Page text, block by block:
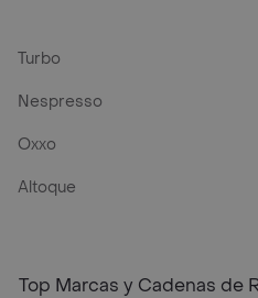
Turbo
Nespresso
Oxxo
Altoque
Top Marcas y Cadenas de